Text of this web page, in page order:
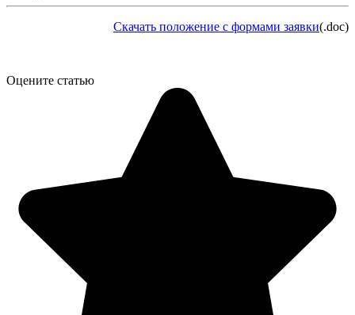
Скачать положение с формами заявки(.doc)
Оцените статью